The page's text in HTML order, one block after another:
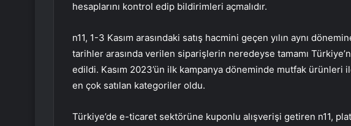
hesaplarını kontrol edip bildirimleri açmalıdır.
n11, 1-3 Kasım arasındaki satış hacmini geçen yılın aynı
tarihler arasında verilen siparişlerin neredeyse tamamı
edildi. Kasım 2023’ün ilk kampanya döneminde mutfak ürünleri
en çok satılan kategoriler oldu.
Türkiye’de e-ticaret sektörüne kuponlu alışverişi getiren n11,